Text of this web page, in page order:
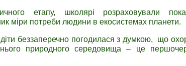
етапу, школярі розраховували
міри потреби людини в екосистемах планети.
беззаперечно погодилася з думкою, що
природного середовища – це